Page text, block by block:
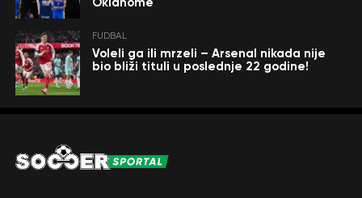
FUDBAL
Voleli ga ili mrzeli – Arsenal nikada nije
bio bliži tituli u poslednje 22 godine!